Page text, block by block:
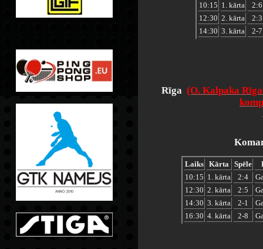
10:15 1. kārta
2:6
12:30 2. kārta
2:3
14:30 3. kārta 2-7
Rīga (O. Kalpaka
Laiks Kārta Spēle
10:15 1. kārta 2:4
12:30 2. kārta 2:5
14:30 3. kārta 2-1
16:30 4. kārta 2-8